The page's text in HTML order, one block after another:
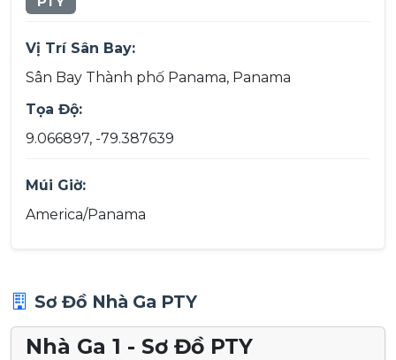
Vị Trí Sân Bay:
Sân Bay Thành phố Panama, Panama
Tọa Độ:
9.066897, -79.387639
Múi Giờ:
America/Panama
Sơ Đồ Nhà Ga PTY
Nhà Ga 1 - Sơ Đồ PTY